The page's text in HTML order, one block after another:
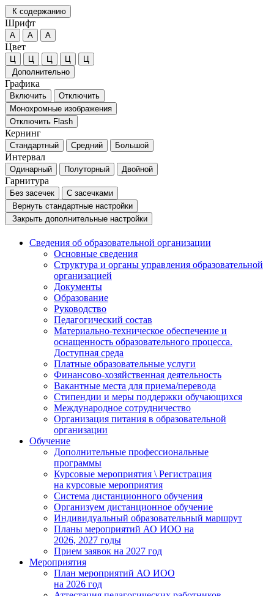
К содержанию
Шрифт
А А А
Цвет
Ц Ц Ц Ц
Ц
Дополнительно
Графика
Включить
Отключить
Монохромные изображения
Отключить Flash
Кернинг
Стандартный Средний Большой
Интервал
Одинарный Полуторный Двойной
Гарнитура
Без засечек
С засечками
Вернуть стандартные настройки
Закрыть дополнительные настройки
Сведения об образовательной организации
Основные сведения
Структура и органы управления образовательной
организацией
Документы
Образование
Руководство
Педагогический состав
Материально-техническое обеспечение и
оснащенность образовательного процесса.
Доступная среда
Платные образовательные услуги
Финансово-хозяйственная деятельность
Вакантные места для приема/перевода
Стипендии и меры поддержки обучающихся
Международное сотрудничество
Организация питания в образовательной
организации
Обучение
Дополнительные профессиональные
программы
Курсовые мероприятия \ Регистрация
на курсовые мероприятия
Система дистанционного обучения
Организуем дистанционное обучение
Индивидуальный образовательный маршрут
Планы мероприятий АО ИОО на
2026, 2027 годы
Прием заявок на 2027 год
Мероприятия
План мероприятий АО ИОО
на 2026 год